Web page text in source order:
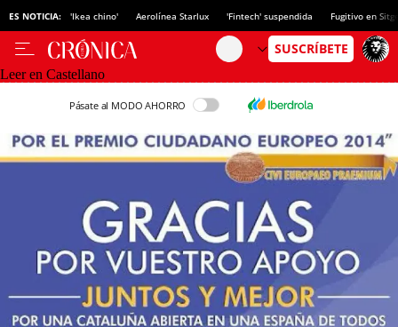
ES NOTICIA: 'Ikea chino' Aerolínea Starlux 'Fintech' suspendida Fugitivo en
Leer en Castellano
Pásate al MODO AHORRO